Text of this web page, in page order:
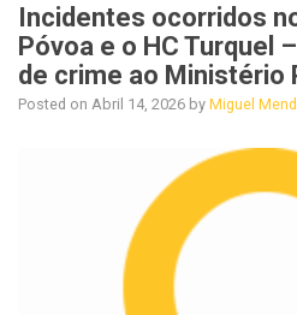
Incidentes ocorridos
Póvoa e o HC Turquel
de crime ao Ministério
Posted on Abril 14, 2026 by Miguel